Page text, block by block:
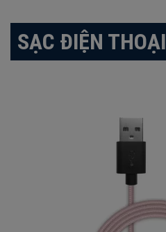
SẠC ĐIỆN THOẠI